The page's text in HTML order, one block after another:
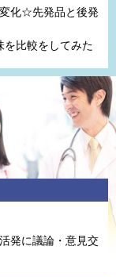
化☆先発品と後発
を比較をしてみた
発に議論・意⾒交